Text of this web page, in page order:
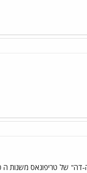
של טריפונאס משנות ה 60.